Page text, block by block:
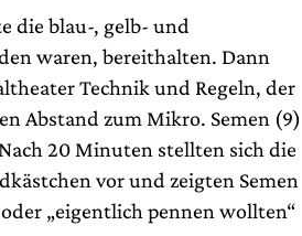
die blau-, gelb- und
waren, bereithalten. Dann
Technik und Regeln, der
Abstand zum Mikro. Semen (9)
20 Minuten stellten sich die
vor und zeigten Semen
„eigentlich pennen wollten“